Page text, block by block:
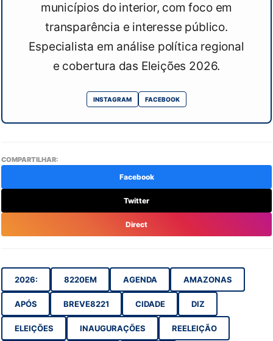
municípios do interior, com foco em
transparência e interesse público.
Especialista em análise política regional
e cobertura das Eleições 2026.
INSTAGRAM FACEBOOK
COMPARTILHAR:
Facebook
Twitter
Direct
2026: 8220EM AGENDA AMAZONAS
APÓS BREVE8221 CIDADE DIZ
ELEIÇÕES INAUGURAÇÕES REELEIÇÃO